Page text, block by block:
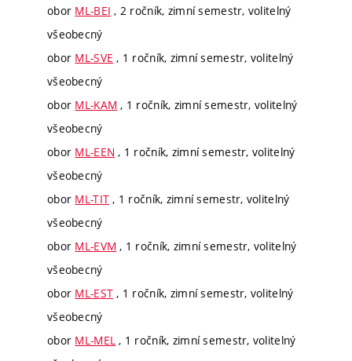
obor ML-BEI , 2 ročník, zimní semestr, volitelný
všeobecný
obor ML-SVE , 1 ročník, zimní semestr, volitelný
všeobecný
obor ML-KAM , 1 ročník, zimní semestr, volitelný
všeobecný
obor ML-EEN , 1 ročník, zimní semestr, volitelný
všeobecný
obor ML-TIT , 1 ročník, zimní semestr, volitelný
všeobecný
obor ML-EVM , 1 ročník, zimní semestr, volitelný
všeobecný
obor ML-EST , 1 ročník, zimní semestr, volitelný
všeobecný
obor ML-MEL , 1 ročník, zimní semestr, volitelný